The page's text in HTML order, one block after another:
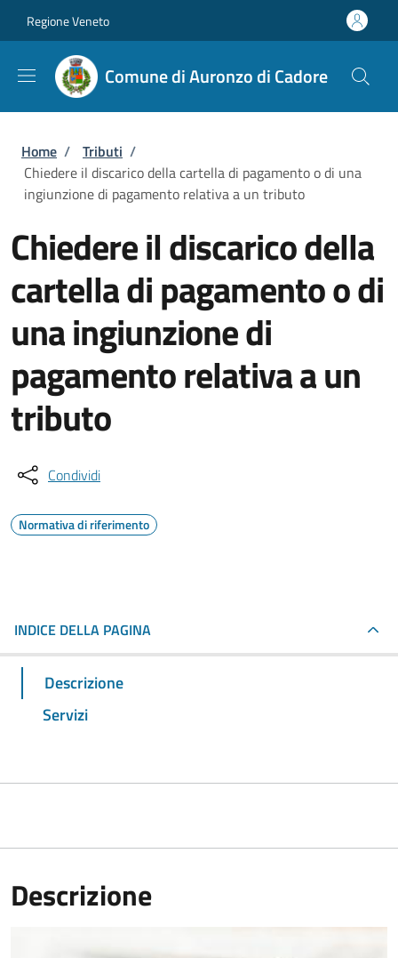
Regione Veneto
Comune di Auronzo di Cadore
Briciole di pane
Home / Tributi /
Chiedere il discarico della cartella di pagamento o di una
ingiunzione di pagamento relativa a un tributo
Chiedere il discarico della
cartella di pagamento o di
una ingiunzione di
pagamento relativa a un
tributo
Condividi
Normativa di riferimento
INDICE DELLA PAGINA
Descrizione
Servizi
Descrizione